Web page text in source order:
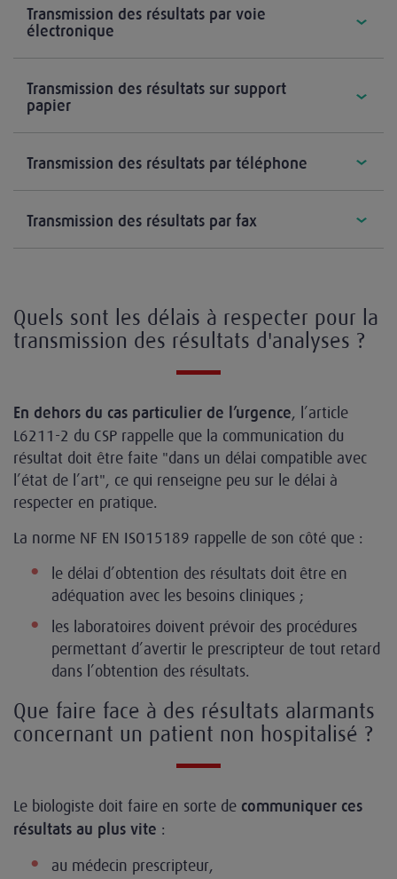
Transmission des résultats par voie
électronique
Transmission des résultats sur support
papier
Transmission des résultats par téléphone
Transmission des résultats par fax
Quels sont les délais à respecter pour la
transmission des résultats d'analyses ?
En dehors du cas particulier de l’urgence, l’article
L6211-2 du CSP rappelle que la communication du
résultat doit être faite "dans un délai compatible avec
l’état de l’art", ce qui renseigne peu sur le délai à
respecter en pratique.
La norme NF EN ISO15189 rappelle de son côté que :
le délai d’obtention des résultats doit être en
adéquation avec les besoins cliniques ;
les laboratoires doivent prévoir des procédures
permettant d’avertir le prescripteur de tout retard
dans l’obtention des résultats.
Que faire face à des résultats alarmants
concernant un patient non hospitalisé ?
Le biologiste doit faire en sorte de communiquer ces
résultats au plus vite :
au médecin prescripteur,